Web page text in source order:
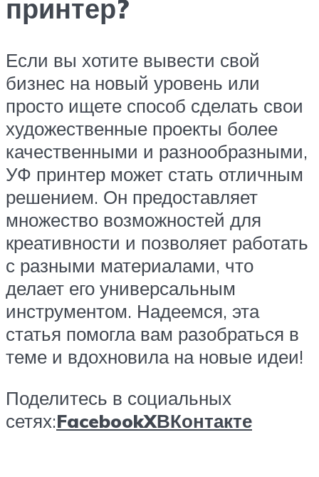
принтер?
Если вы хотите вывести свой
бизнес на новый уровень или
просто ищете способ сделать свои
художественные проекты более
качественными и разнообразными,
УФ принтер может стать отличным
решением. Он предоставляет
множество возможностей для
креативности и позволяет работать
с разными материалами, что
делает его универсальным
инструментом. Надеемся, эта
статья помогла вам разобраться в
теме и вдохновила на новые идеи!
Поделитесь в социальных
сетях:FacebookXВКонтакте